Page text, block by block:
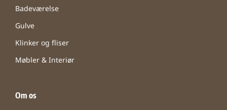
Badeværelse
Gulve
Klinker og fliser
Møbler & Interiør
Om os